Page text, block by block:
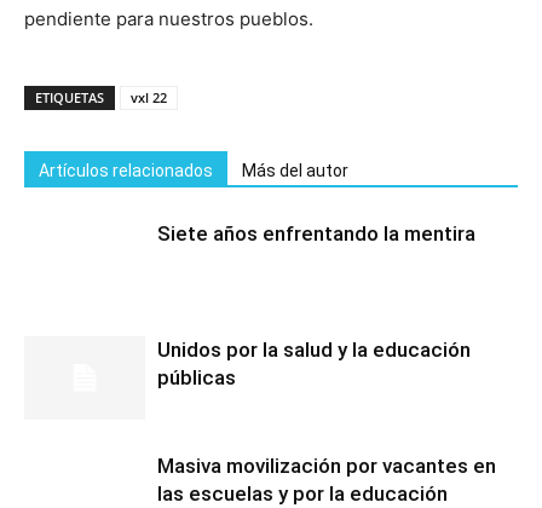
pendiente para nuestros pueblos.
ETIQUETAS vxl 22
Artículos relacionados Más del autor
Siete años enfrentando la mentira
Unidos por la salud y la educación
públicas
Masiva movilización por vacantes en
las escuelas y por la educación